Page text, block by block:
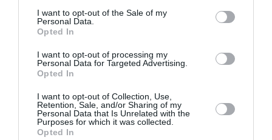
I want to opt-out of the Sale of my
Personal Data.
Opted In
I want to opt-out of processing my
Personal Data for Targeted Advertising.
Opted In
I want to opt-out of Collection, Use,
Retention, Sale, and/or Sharing of my
Personal Data that Is Unrelated with the
Purposes for which it was collected.
Opted In
Mathématiques
Airlines relie l’Écosse à l’Australie
Badissi novembria commenté l'article :
Nice–Corse : ces vols électriques qui se profilent à
l’horizon 2030